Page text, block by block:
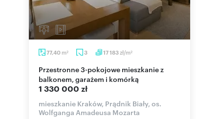
77,40 m2 3 17 183zł/m2
Przestronne 3-pokojowe mieszkanie z
balkonem, garażem i komórką
1 330 000 zł
mieszkanie Kraków, Prądnik Biały, os.
Wolfganga Amadeusa Mozarta